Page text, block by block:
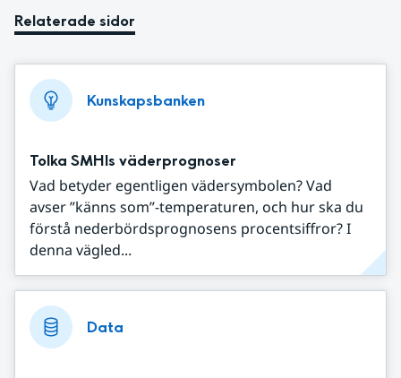
Relaterade sidor
Kunskapsbanken
Tolka SMHIs väderprognoser
Vad betyder egentligen vädersymbolen? Vad
avser ”känns som”-temperaturen, och hur ska du
förstå nederbördsprognosens procentsiffror? I
denna vägled...
Data